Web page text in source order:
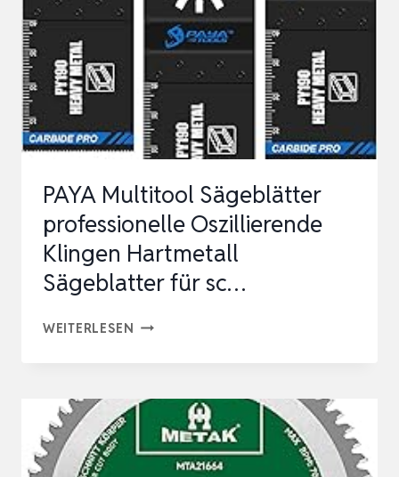
WECHSELFASE
FEINSCHNITT.
AMBOSS
PAYA Multitool Sägeblätter
professionelle Oszillierende
Klingen Hartmetall
Sägeblatter für sc…
WEITERLESEN PAYA
PROFESSIONELLE
OSZILLIERENDE
KLINGEN